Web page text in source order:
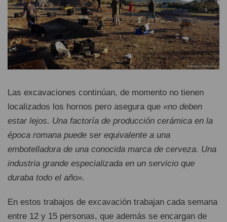
Las excavaciones continúan, de momento no tienen
localizados los hornos pero asegura que «no deben
estar lejos. Una factoría de producción cerámica en la
época romana puede ser equivalente a una
embotelladora de una conocida marca de cerveza. Una
industria grande especializada en un servicio que
duraba todo el año».
En estos trabajos de excavación trabajan cada semana
entre 12 y 15 personas, que además se encargan de